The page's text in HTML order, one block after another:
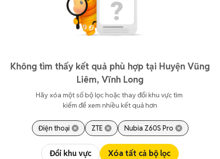
Không tìm thấy kết quả phù hợp tại Huyện Vũng
Liêm, Vĩnh Long
Hãy xóa một số bộ lọc hoặc thay đổi khu vực tìm
kiếm để xem nhiều kết quả hơn
Điện thoại ZTE Nubia Z60S Pro
Đổi khu vực Xóa tất cả bộ lọc